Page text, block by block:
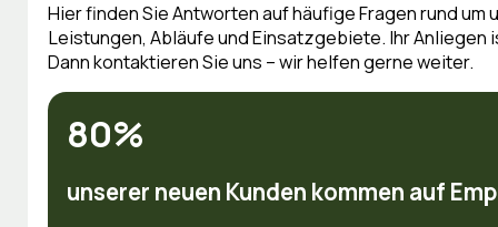
Hier finden Sie Antworten auf häufige Fragen rund um
Leistungen, Abläufe und Einsatzgebiete. Ihr Anliegen
Dann kontaktieren Sie uns – wir helfen gerne weiter.
80%
unserer neuen Kunden kommen auf